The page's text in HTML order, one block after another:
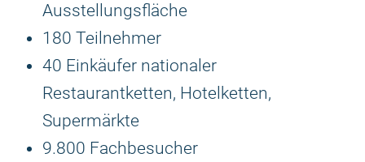
Ausstellungsfläche
180 Teilnehmer
40 Einkäufer nationaler
Restaurantketten, Hotelketten,
Supermärkte
9.800 Fachbesucher